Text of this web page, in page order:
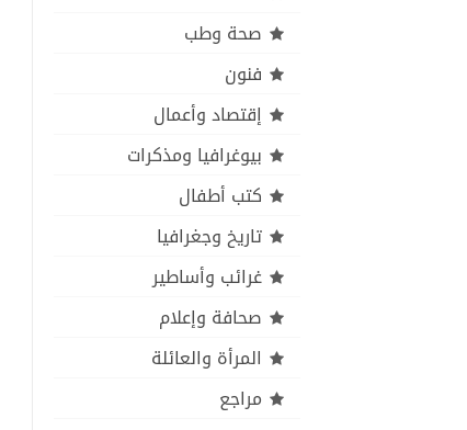
صحة وطب
فنون
إقتصاد وأعمال
بيوغرافيا ومذكرات
كتب أطفال
تاريخ وجغرافيا
غرائب وأساطير
صحافة وإعلام
المرأة والعائلة
مراجع